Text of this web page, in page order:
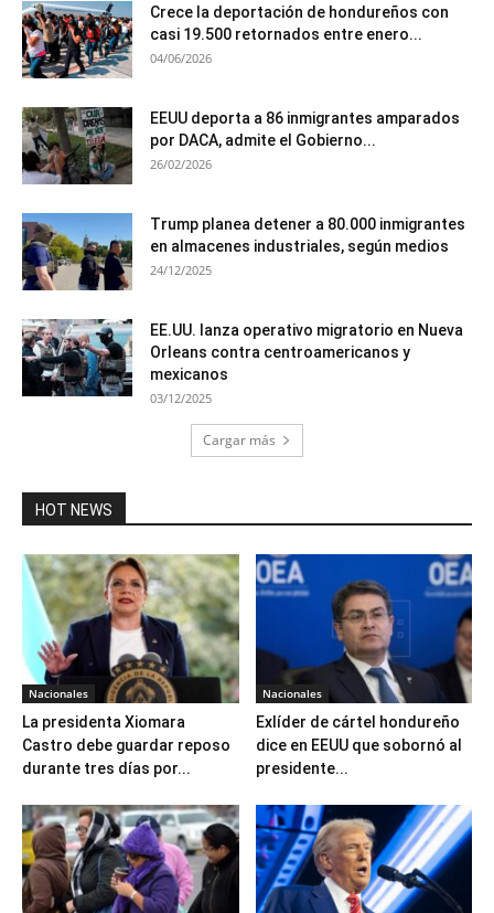
Crece la deportación de hondureños con
casi 19.500 retornados entre enero...
04/06/2026
EEUU deporta a 86 inmigrantes amparados
por DACA, admite el Gobierno...
26/02/2026
Trump planea detener a 80.000 inmigrantes
en almacenes industriales, según medios
24/12/2025
EE.UU. lanza operativo migratorio en Nueva
Orleans contra centroamericanos y
mexicanos
03/12/2025
Cargar más
HOT NEWS
Nacionales
La presidenta Xiomara
Castro debe guardar reposo
durante tres días por...
Nacionales
Exlíder de cártel hondureño
dice en EEUU que sobornó al
presidente...